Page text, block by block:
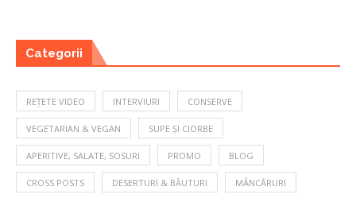
Categorii
REȚETE VIDEO INTERVIURI CONSERVE
VEGETARIAN & VEGAN SUPE ȘI CIORBE
APERITIVE, SALATE, SOSURI PROMO BLOG
CROSS POSTS DESERTURI & BĂUTURI MÂNCĂRURI